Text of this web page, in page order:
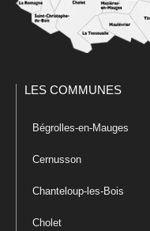
LES COMMUNES
Bégrolles-en-Mauges
Cernusson
Chanteloup-les-Bois
Cholet